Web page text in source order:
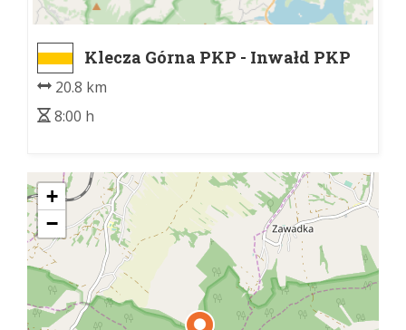
Klecza Górna PKP - Inwałd PKP
20.8 km
8:00 h
+
−